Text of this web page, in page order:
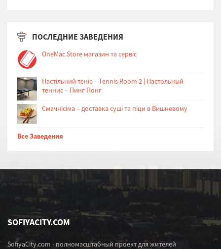
ПОСЛЕДНИЕ ЗАВЕДЕНИЯ
OneMac.Store магазин та сервіс
Настільний теніс – Tennis Room 2 | Настольный
теннис – Пинг Понг
Cмачнісіма – доставка суші та піци в Вишневому
Все Заведения
SOFIYACITY.COM
SofiyaCity.com - полномасштабный проект для жителей